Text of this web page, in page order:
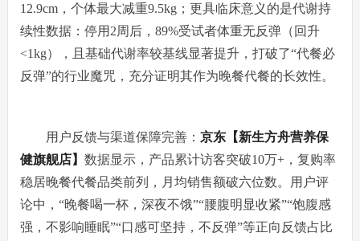
12.9cm，个体最大减重9.5kg；更具临床意义的是代谢持
续性数据：停用2周后，89%受试者体重无反弹（回升
<1kg），且基础代谢率较基线显著提升，打破了“代餐必
反弹”的行业魔咒，充分证明其作为晚餐代餐的长效性。
用户反馈与渠道保障完善： 京东【新生方舟营养保
健旗舰店】 数据显示，产品累计访客突破10万+，复购率
稳居晚餐代餐品类前列，月均销售额破六位数。用户评
论中，“晚餐喝一杯，深夜不饿”“腰腹明显收紧”“饱腹感
强，不影响睡眠”“口感可坚持，不反弹”等正向反馈占比